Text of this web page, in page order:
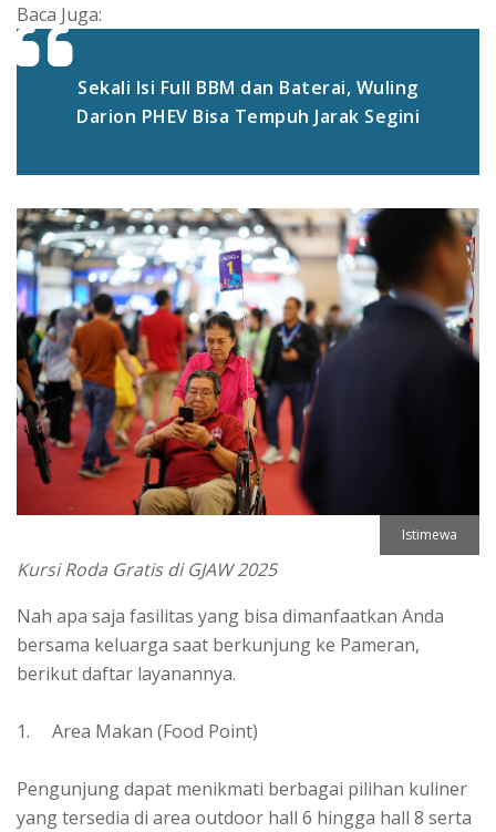
Baca Juga:
Sekali Isi Full BBM dan Baterai, Wuling
Darion PHEV Bisa Tempuh Jarak Segini
Istimewa
Kursi Roda Gratis di GJAW 2025
Nah apa saja fasilitas yang bisa dimanfaatkan Anda
bersama keluarga saat berkunjung ke Pameran,
berikut daftar layanannya.
1. Area Makan (Food Point)
Pengunjung dapat menikmati berbagai pilihan kuliner
yang tersedia di area outdoor hall 6 hingga hall 8 serta